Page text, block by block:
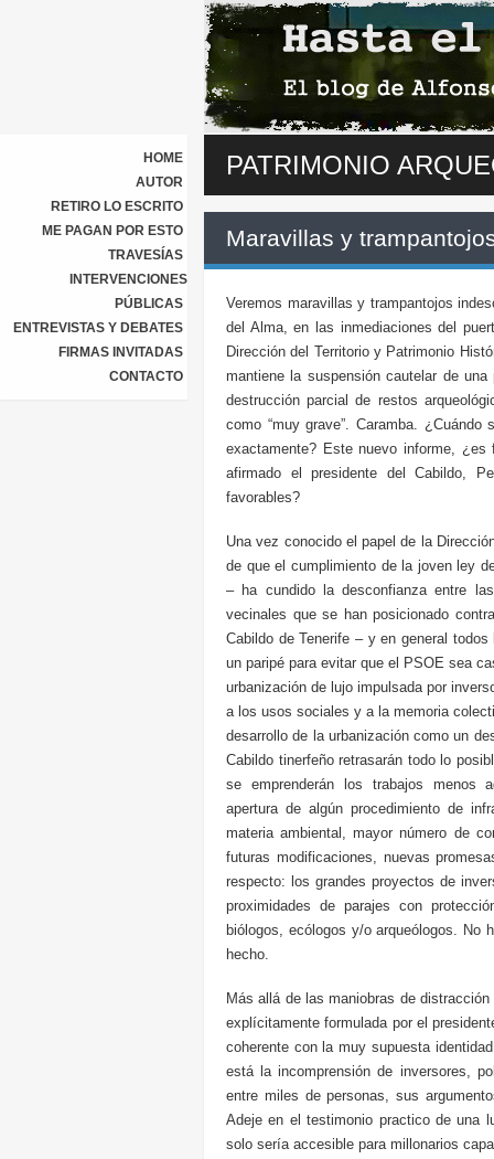
HOME
AUTOR
RETIRO LO ESCRITO
ME PAGAN POR ESTO
TRAVESÍAS
INTERVENCIONES
PÚBLICAS
ENTREVISTAS Y DEBATES
FIRMAS INVITADAS
CONTACTO
PATRIMONIO
Maravillas y
Veremos maravillas y trampantojos
del Alma, en las inmediaciones del
Dirección del Territorio y Patrimonio
mantiene la suspensión cautelar de
destrucción parcial de restos
como “muy grave”. Caramba.
exactamente? Este nuevo informe,
afirmado el presidente del Cabildo,
favorables?
Una vez conocido el papel de la
de que el cumplimiento de la joven ley
– ha cundido la desconfianza entre
vecinales que se han posicionado
Cabildo de Tenerife – y en general
un paripé para evitar que el PSOE sea
urbanización de lujo impulsada por
a los usos sociales y a la memoria
desarrollo de la urbanización como un
Cabildo tinerfeño retrasarán todo lo
se emprenderán los trabajos menos
apertura de algún procedimiento de
materia ambiental, mayor número de
futuras modificaciones, nuevas
respecto: los grandes proyectos de
proximidades de parajes con
biólogos, ecólogos y/o arqueólogos. No
hecho.
Más allá de las maniobras de
explícitamente formulada por el
coherente con la muy supuesta
está la incomprensión de inversores,
entre miles de personas, sus
Adeje en el testimonio practico de una
solo sería accesible para millonarios